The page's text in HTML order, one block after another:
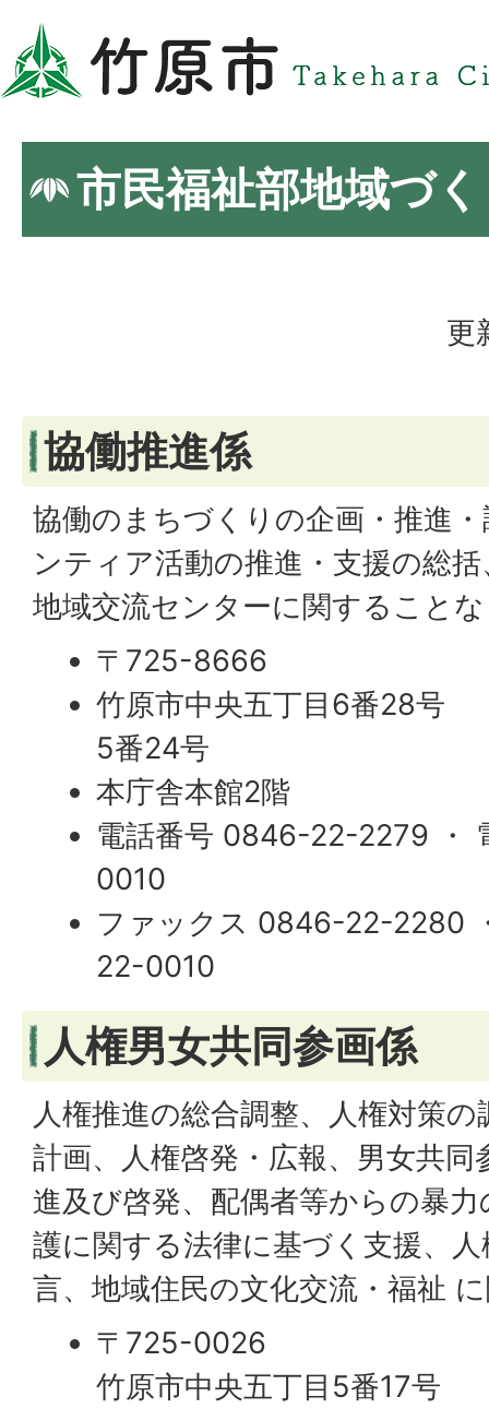
市民福祉部地域づ
更
協働推進係
協働のまちづくりの企画・推進
ンティア活動の推進・支援の総
地域交流センターに関すること
〒725-8666
竹原市中央五丁目6番28
5番24号
本庁舎本館2階
電話番号 0846-22-2279
0010
ファックス 0846-22-2280
22-0010
人権男女共同参画係
人権推進の総合調整、人権対策
計画、人権啓発・広報、男女共
進及び啓発、配偶者等からの暴
護に関する法律に基づく支援、
言、地域住民の文化交流・福祉
〒725-0026
竹原市中央五丁目5番17号